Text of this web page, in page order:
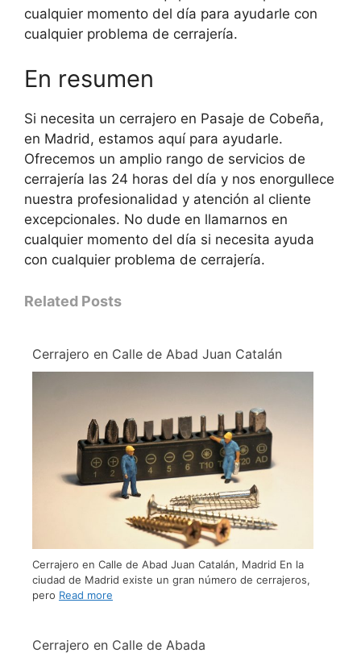
cualquier momento del día para ayudarle con
cualquier problema de cerrajería.
En resumen
Si necesita un cerrajero en Pasaje de Cobeña,
en Madrid, estamos aquí para ayudarle.
Ofrecemos un amplio rango de servicios de
cerrajería las 24 horas del día y nos enorgullece
nuestra profesionalidad y atención al cliente
excepcionales. No dude en llamarnos en
cualquier momento del día si necesita ayuda
con cualquier problema de cerrajería.
Related Posts
Cerrajero en Calle de Abad Juan Catalán
Cerrajero en Calle de Abad Juan Catalán, Madrid En la
ciudad de Madrid existe un gran número de cerrajeros,
pero Read more
Cerrajero en Calle de Abada